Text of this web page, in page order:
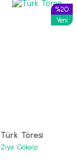
%20
Yeni
Türk Töresi
Ziya Gökalp